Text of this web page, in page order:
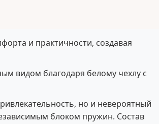
и практичности, создавая
видом благодаря белому чехлу с
но и невероятный
блоком пружин. Состав